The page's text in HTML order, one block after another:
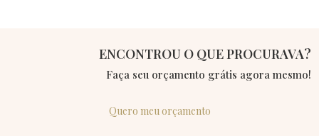
ENCONTROU O QUE PROCURAVA?
Faça seu orçamento grátis agora mesmo!
Quero meu orçamento